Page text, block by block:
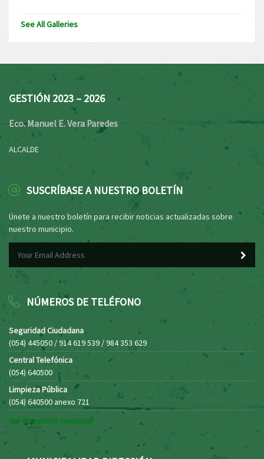
See All Galleries
GESTIÓN 2023 – 2026
Eco. Manuel E. Vera Paredes
ALCALDE
SUSCRÍBASE A NUESTRO BOLETÍN
Únete a nuestro boletín para recibir noticias actualizadas sobre
nuestro municipio.
NÚMEROS DE TELÉFONO
Seguridad Ciudadana
(054) 445050 / 914 619 539 / 984 353 629
Central Telefónica
(054) 640500
Limpieza Pública
(054) 640500 anexo 721
Ver directorio municipal